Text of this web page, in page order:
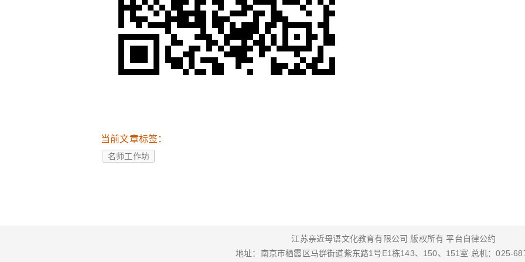
当前文章标签：
名师工作坊
江苏亲近母语文化教育有限公司 版权所有平台自律公约
地址：南京市栖霞区马群街道紫东路1号E1栋143、150、151室 总机：025-